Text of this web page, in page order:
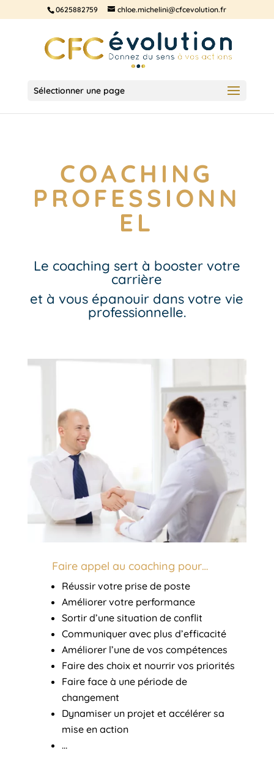
0625882759 chloe.michelini@cfcevolution.fr
Sélectionner une page
COACHING
PROFESSIONN
EL
Le coaching sert à booster votre
carrière
et à vous épanouir dans votre vie
professionnelle.
Faire appel au coaching pour…
Réussir votre prise de poste
Améliorer votre performance
Sortir d’une situation de conflit
Communiquer avec plus d’efficacité
Améliorer l’une de vos compétences
Faire des choix et nourrir vos priorités
Faire face à une période de
changement
Dynamiser un projet et accélérer sa
mise en action
…